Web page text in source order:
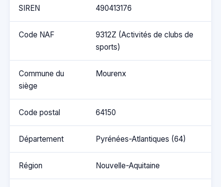
SIREN 490413176
Code NAF
9312Z (Activités de clubs de
sports)
Commune du
siège
Mourenx
Code postal 64150
Département Pyrénées-Atlantiques (64)
Région Nouvelle-Aquitaine